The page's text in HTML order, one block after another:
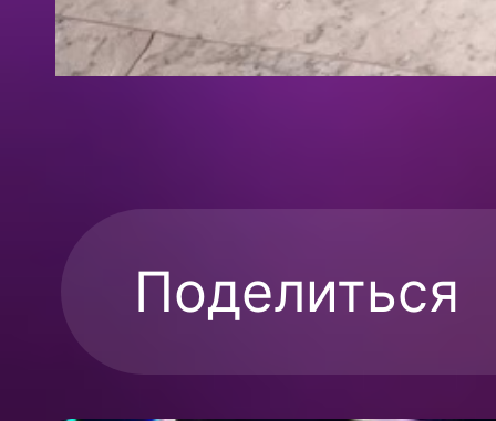
Поделиться